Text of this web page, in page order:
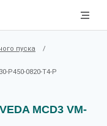
пуска
/
P450-0820-T4-P
MCD3 VM-